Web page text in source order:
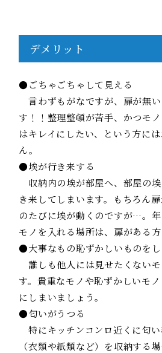
デメリット
●ごちゃごちゃして見える
言わずもがなですが、扉が無
す！！整理整頓が苦手、かつモ
はキレイにしたい、という方に
ん。
●埃が行き来する
収納内の埃が部屋へ、部屋の
き来してしまいます。もちろん
のたびに埃が動くのですが…。
モノを入れる場所は、扉がある方
●大事なもの恥ずかしいものを
誰しも他人には見せたくない
す。貴重なモノや恥ずかしいモ
にしまいましょう。
●匂いがうつる
特にキッチンコンロ近くに匂
（衣類や紙類など）を収納する